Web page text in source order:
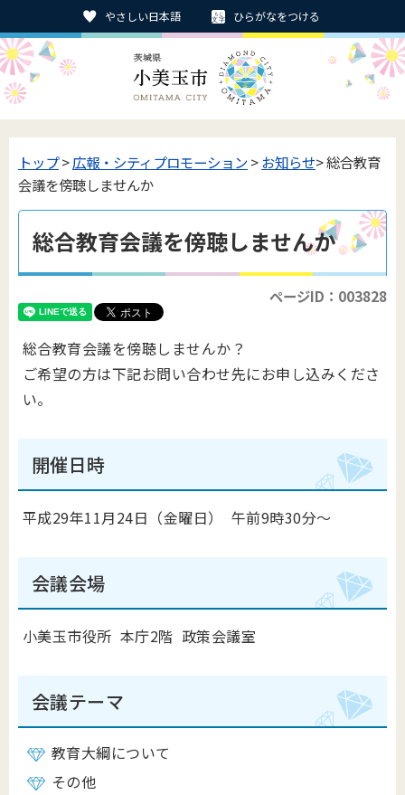
やさしい日本語 ひらがなをつける
トップ>広報・シティプロモーション>お知らせ> 総合教育
会議を傍聴しませんか
総合教育会議を傍聴しませんか
ページID：003828
総合教育会議を傍聴しませんか？
ご希望の方は下記お問い合わせ先にお申し込みくださ
い。
開催日時
平成29年11月24日（金曜日） 午前9時30分～
会議会場
小美玉市役所 本庁2階 政策会議室
会議テーマ
教育大綱について
その他